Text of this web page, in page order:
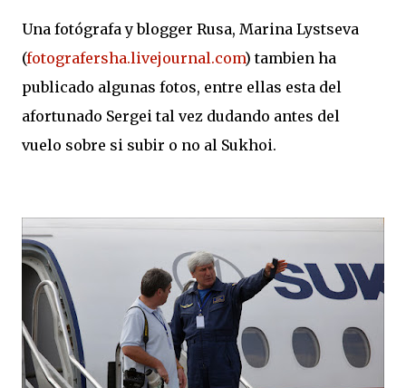
Una fotógrafa y blogger Rusa, Marina Lystseva
(fotografersha.livejournal.com) tambien ha
publicado algunas fotos, entre ellas esta del
afortunado Sergei tal vez dudando antes del
vuelo sobre si subir o no al Sukhoi.